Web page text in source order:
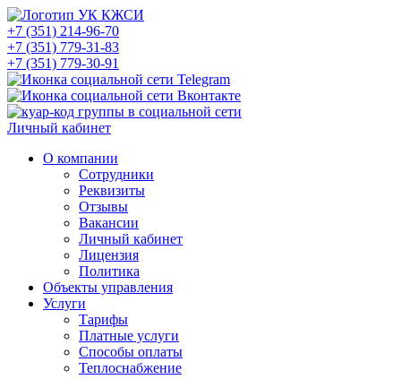
+7 (351) 214-96-70
+7 (351) 779-31-83
+7 (351) 779-30-91
Личный кабинет
О компании
Сотрудники
Реквизиты
Отзывы
Вакансии
Личный кабинет
Лицензия
Политика
Объекты управления
Услуги
Тарифы
Платные услуги
Способы оплаты
Теплоснабжение